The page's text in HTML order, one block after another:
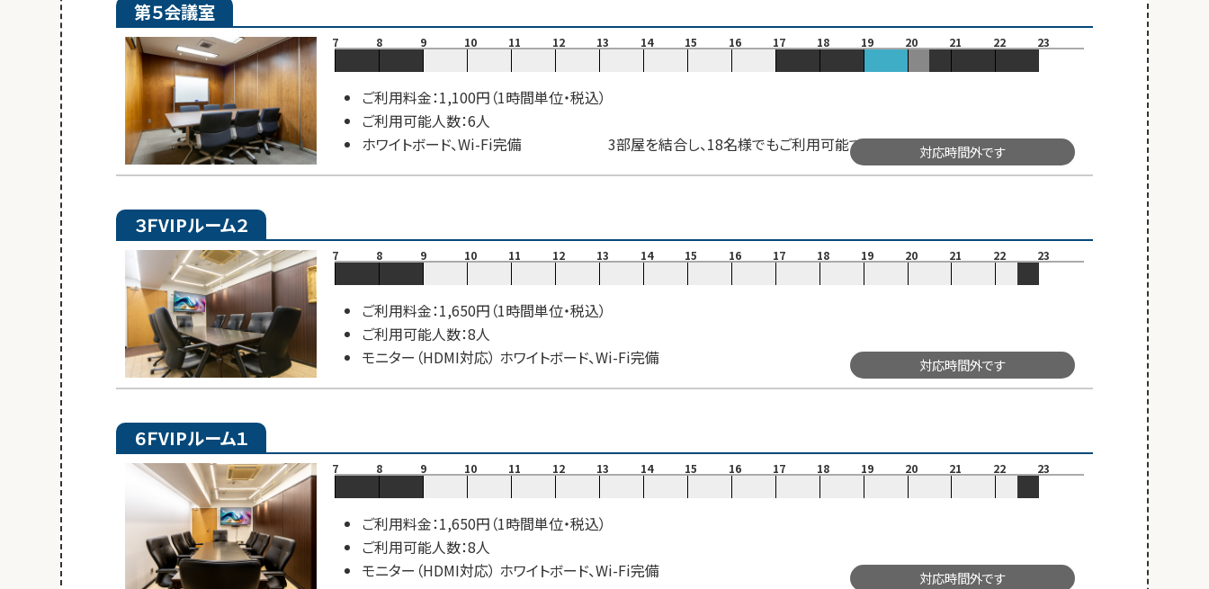
第５会議室
7 8 9 10 11 12 13 14 15 16 17 18 19 20 21 22 23
ご利用料金：1,100円（1時間単位・税込）
ご利用可能人数：6人
ホワイトボード、Wi-Fi完備 3部屋を結合し、18名様でもご利用可能です。
対応時間外です
３ＦVIPルーム２
7 8 9 10 11 12 13 14 15 16 17 18 19 20 21 22 23
ご利用料金：1,650円（1時間単位・税込）
ご利用可能人数：8人
モニター（HDMI対応） ホワイトボード、Wi-Fi完備
対応時間外です
６ＦVIPルーム１
7 8 9 10 11 12 13 14 15 16 17 18 19 20 21 22 23
ご利用料金：1,650円（1時間単位・税込）
ご利用可能人数：8人
モニター（HDMI対応） ホワイトボード、Wi-Fi完備
対応時間外です